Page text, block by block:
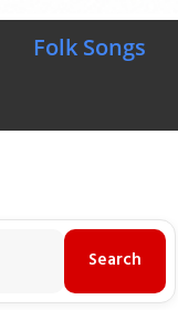
Folk Songs